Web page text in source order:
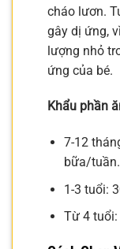
cháo lươn.
gây dị ứng,
lượng nhỏ
ứng của bé.
Khẩu phần
7-12
bữa/tuần.
1-3 tuổi:
Từ 4